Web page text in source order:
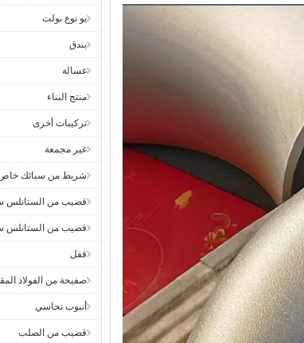
يو نوع بولت
بندق
غسالة
منتج البناء
تركيبات أخرى
غير مجمعة
شريط من سبائك
قضيب من الستانلس
قضيب من الستانلس
قفل
صفيحة من الفولاذ
أنبوب نحاسي
قضيب من الصلب